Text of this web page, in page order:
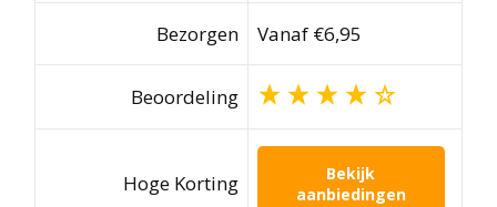
Bezorgen Vanaf €6,95
Beoordeling
Hoge Korting
Bekijk
aanbiedingen